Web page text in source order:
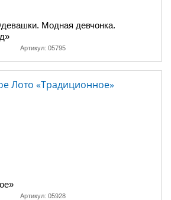
Модная девчонка.
Артикул: 05795
Артикул: 05928